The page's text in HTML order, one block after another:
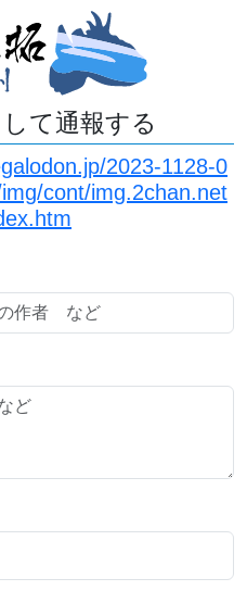
て通報する
2023-1128-0
cont/img.2chan.net